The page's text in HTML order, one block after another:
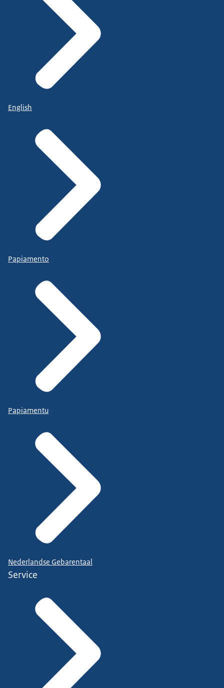
English
Papiamento
Papiamentu
Nederlandse Gebarentaal
Service